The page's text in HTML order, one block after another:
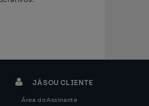
JÁ SOU CLIENTE
Área do Assinante